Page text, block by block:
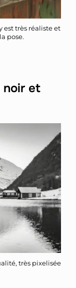
est très réaliste et
pose.
noir et
très pixelisée